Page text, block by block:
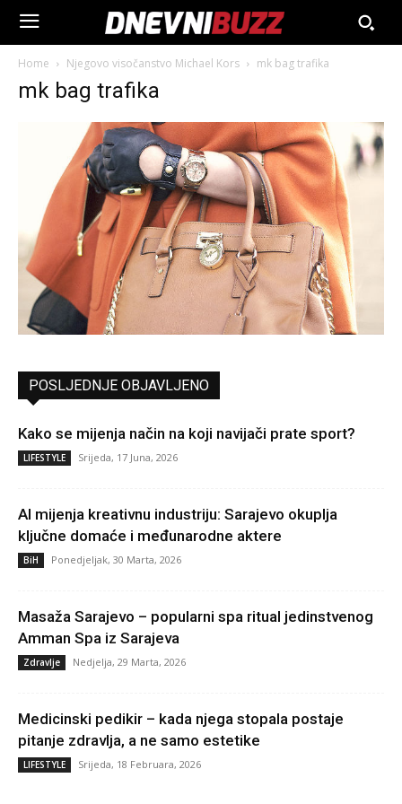
Home Njegovo visočanstvo Michael Kors mk bag trafika
mk bag trafika
POSLJEDNJE OBJAVLJENO
Kako se mijenja način na koji navijači prate sport?
LIFESTYLE Srijeda, 17 Juna, 2026
AI mijenja kreativnu industriju: Sarajevo okuplja
ključne domaće i međunarodne aktere
BiH Ponedjeljak, 30 Marta, 2026
Masaža Sarajevo – popularni spa ritual jedinstvenog
Amman Spa iz Sarajeva
Zdravlje Nedjelja, 29 Marta, 2026
Medicinski pedikir – kada njega stopala postaje
pitanje zdravlja, a ne samo estetike
LIFESTYLE Srijeda, 18 Februara, 2026